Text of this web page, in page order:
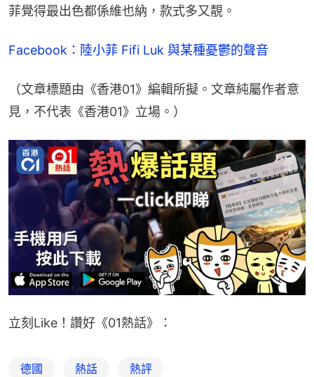
菲覺得最出色都係維也納，款式多又靚。
Facebook：陸小菲 Fifi Luk 與某種憂鬱的聲音
（文章標題由《香港01》編輯所擬。文章純屬作者意
見，不代表《香港01》立場。）
立刻Like！讚好《01熱話》：
德國 熱話 熱評